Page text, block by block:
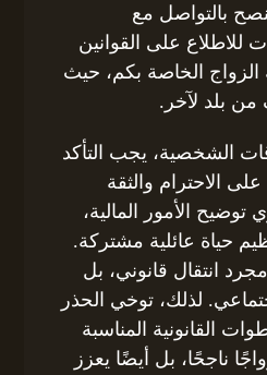
بالتواصل مع
للاطلاع على القوانين
الزواج الخاصة بكم، حيث
من بلد لآخر.
الشخصية، يجب التأكد
الاحترام والثقة
توضيح الأمور المالية،
حياة عائلية مشتركة.
انتقال قانوني، بل
لذلك، توخي الحذر
القانونية المناسبة
ناجحًا، بل أيضًا يعزز